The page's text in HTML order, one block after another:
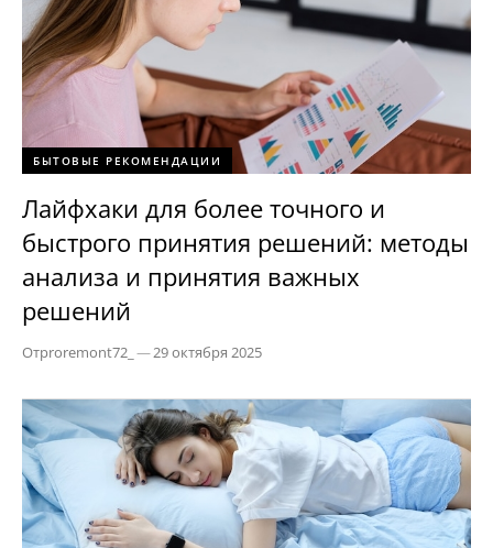
БЫТОВЫЕ РЕКОМЕНДАЦИИ
Лайфхаки для более точного и
быстрого принятия решений: методы
анализа и принятия важных
решений
Отproremont72_ —29 октября 2025